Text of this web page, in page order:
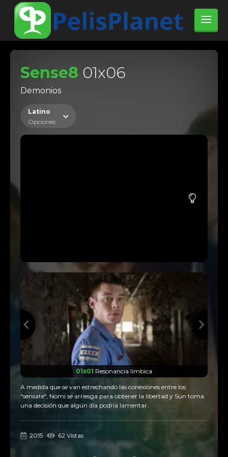
Sense8 01x06
Demonios
Latino
Opciones
01x01 Resonancia límbica
A medida que se van estrechando las conexiones entre los
"sensate", Nomi se arriesga para obtener la libertad y Sun toma
una decisión que algún día podría lamentar.
2015 62 Vistas